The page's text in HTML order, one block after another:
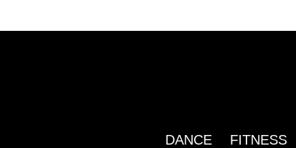
DANCE FITNESS